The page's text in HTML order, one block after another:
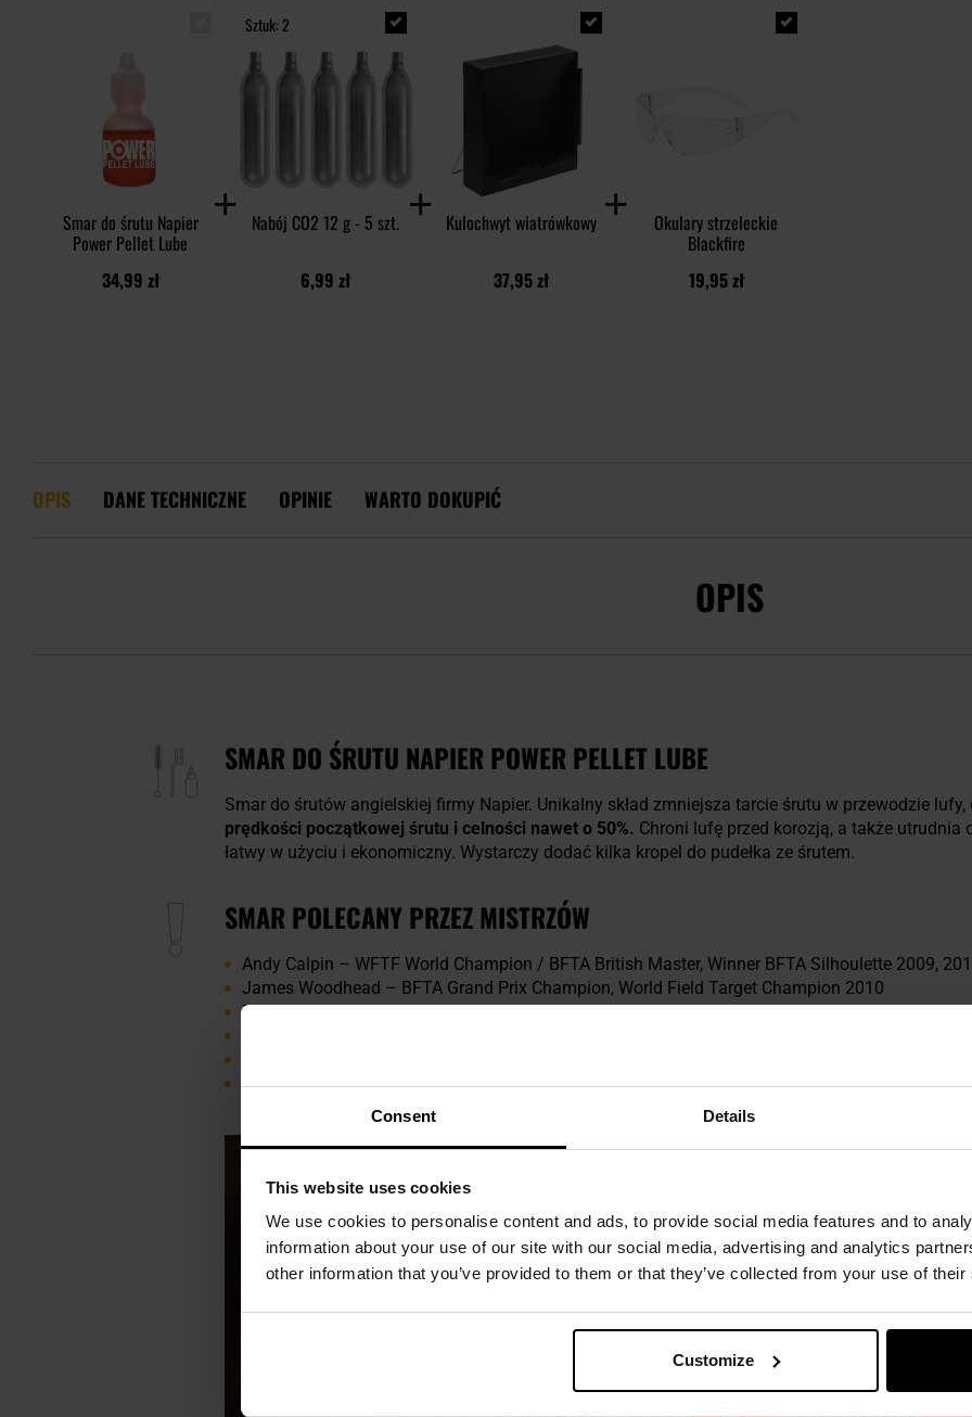
Consent Details
This website uses cookies
We use cookies to personalise content and ads, to provide social media features and to
information about your use of our site with our social media, advertising and analytics
other information that you’ve provided to them or that they’ve collected from your use of
Customize
Smar do śrutu Napier
Power Pellet Lube
34,99 zł
Sztuk: 2
Nabój CO2 12 g - 5 szt.
6,99 zł
Kulochwyt wiatrówkowy
37,95 zł
Okulary strzeleckie
Blackfire
19,95 zł
OPIS DANE TECHNICZNE OPINIE WARTO DOKUPIĆ
OPIS
SMAR DO ŚRUTU NAPIER POWER PELLET LUBE
Smar do śrutów angielskiej firmy Napier. Unikalny skład zmniejsza tarcie śrutu w przewodzie lufy,
prędkości początkowej śrutu i celności nawet o 50%. Chroni lufę przed korozją, a także utrudnia
łatwy w użyciu i ekonomiczny. Wystarczy dodać kilka kropel do pudełka ze śrutem.
SMAR POLECANY PRZEZ MISTRZÓW
Andy Calpin – WFTF World Champion / BFTA British Master, Winner BFTA Silhoulette 2009,
James Woodhead – BFTA Grand Prix Champion, World Field Target Champion 2010
Daniel Eley – WFTF World Champion 2004
John Costello - Winner NEFTA Classic 2010, BFTA Grand Prix Series Champion 2010